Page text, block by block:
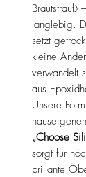
Brautstrauß
langlebig.
setzt
kleine
verwandelt
aus
Unsere
„Choose
sorgt für
brillante